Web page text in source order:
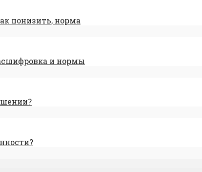
понизить, норма
и нормы